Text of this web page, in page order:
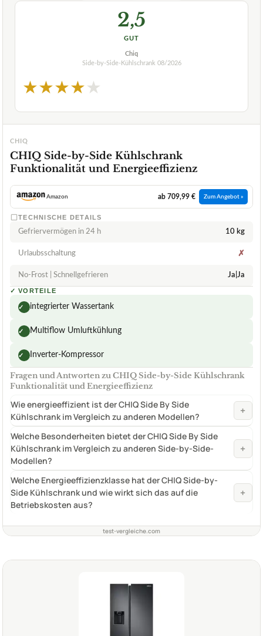
2,5
GUT
Chiq
Side-by-Side-Kühlschrank 08/2026
★★★★★
CHIQ
CHIQ Side-by-Side Kühlschrank
Funktionalität und Energieeffizienz
Amazon ab 709,99 € Zum Angebot »
TECHNISCHE DETAILS
Gefriervermögen in 24 h 10 kg
Urlaubsschaltung ✗
No-Frost | Schnellgefrieren Ja|Ja
✓ VORTEILE
✓ integrierter Wassertank
✓ Multiflow Umluftkühlung
✓ Inverter-Kompressor
Fragen und Antworten zu CHIQ Side-by-Side Kühlschrank
Funktionalität und Energieeffizienz
Wie energieeffizient ist der CHIQ Side By Side
Kühlschrank im Vergleich zu anderen Modellen?
+
Welche Besonderheiten bietet der CHIQ Side By Side
Kühlschrank im Vergleich zu anderen Side-by-Side-
Modellen?
+
Welche Energieeffizienzklasse hat der CHIQ Side-by-
Side Kühlschrank und wie wirkt sich das auf die
Betriebskosten aus?
+
test-vergleiche.com